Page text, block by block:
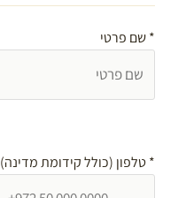
*שם פרטי
*טלפון (כולל קידומת מדינה)